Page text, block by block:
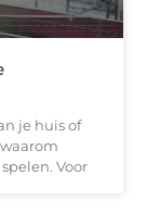
je huis of
Voor